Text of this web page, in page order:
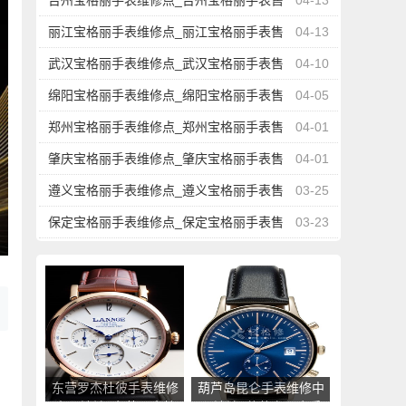
后服务中心地址查询 04-13
丽江宝格丽手表维修点_丽江宝格丽手表售
后服务中心地址查询 04-10
武汉宝格丽手表维修点_武汉宝格丽手表售
后服务中心地址查询 04-05
绵阳宝格丽手表维修点_绵阳宝格丽手表售
后服务中心地址查询 04-01
郑州宝格丽手表维修点_郑州宝格丽手表售
后服务中心地址查询 04-01
肇庆宝格丽手表维修点_肇庆宝格丽手表售
后服务中心地址查询 03-25
遵义宝格丽手表维修点_遵义宝格丽手表售
后服务中心地址查询 03-23
保定宝格丽手表维修点_保定宝格丽手表售
东营罗杰杜彼手表维修
葫芦岛昆仑手表维修中